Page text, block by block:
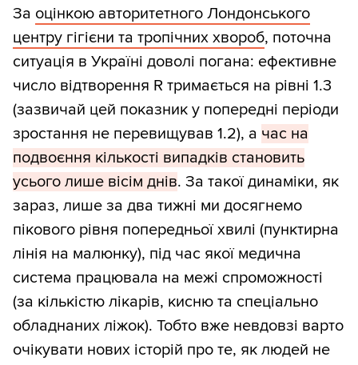
За оцінкою авторитетного Лондонського
центру гігієни та тропічних хвороб, поточна
ситуація в Україні доволі погана: ефективне
число відтворення R тримається на рівні 1.3
(зазвичай цей показник у попередні періоди
зростання не перевищував 1.2), а час на
подвоєння кількості випадків становить
усього лише вісім днів. За такої динаміки, як
зараз, лише за два тижні ми досягнемо
пікового рівня попередньої хвилі (пунктирна
лінія на малюнку), під час якої медична
система працювала на межі спроможності
(за кількістю лікарів, кисню та спеціально
обладнаних ліжок). Тобто вже невдовзі варто
очікувати нових історій про те, як людей не